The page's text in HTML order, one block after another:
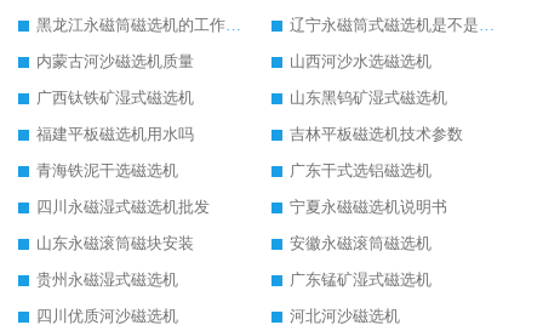
黑龙江永磁筒磁选机的工作原理
辽宁永磁筒式磁选机是不是强磁
内蒙古河沙磁选机质量
山西河沙水选磁选机
广西钛铁矿湿式磁选机
山东黑钨矿湿式磁选机
福建平板磁选机用水吗
吉林平板磁选机技术参数
青海铁泥干选磁选机
广东干式选铝磁选机
四川永磁湿式磁选机批发
宁夏永磁磁选机说明书
山东永磁滚筒磁块安装
安徽永磁滚筒磁选机
贵州永磁湿式磁选机
广东锰矿湿式磁选机
四川优质河沙磁选机
河北河沙磁选机